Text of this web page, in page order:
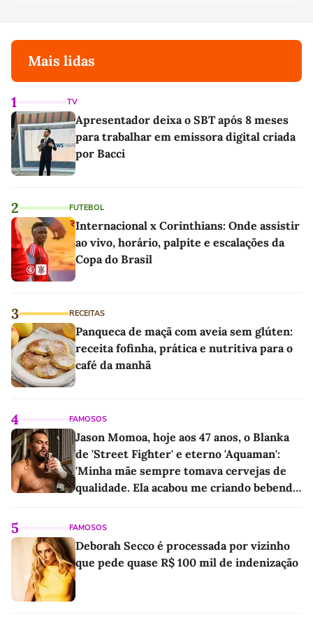
Mais lidas
1 TV
Apresentador deixa o SBT após 8 meses
para trabalhar em emissora digital criada
por Bacci
2 FUTEBOL
Internacional x Corinthians: Onde assistir
ao vivo, horário, palpite e escalações da
Copa do Brasil
3 RECEITAS
Panqueca de maçã com aveia sem glúten:
receita fofinha, prática e nutritiva para o
café da manhã
4 FAMOSOS
Jason Momoa, hoje aos 47 anos, o Blanka
de 'Street Fighter' e eterno 'Aquaman':
'Minha mãe sempre tomava cervejas de
qualidade. Ela acabou me criando bebendo
5 FAMOSOS
Deborah Secco é processada por vizinho
que pede quase R$ 100 mil de indenização